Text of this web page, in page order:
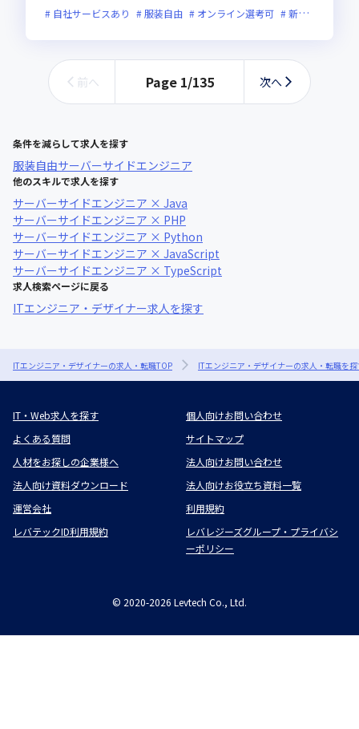
自社サービスあり
服装自由 オンライン選考可 新規立ち上げ
前へ Page 1/135 次へ
条件を減らして求人を探す
服装自由サーバーサイドエンジニア
他のスキルで求人を探す
サーバーサイドエンジニア × Java
サーバーサイドエンジニア × PHP
サーバーサイドエンジニア × Python
サーバーサイドエンジニア × JavaScript
サーバーサイドエンジニア × TypeScript
求人検索ページに戻る
ITエンジニア・デザイナー求人を探す
ITエンジニア・デザイナーの求人・転職TOP ITエンジニア・デザイナーの求人・転職を
IT・Web求人を探す
個人向けお問い合わせ
よくある質問
サイトマップ
人材をお探しの企業様へ
法人向けお問い合わせ
法人向け資料ダウンロード
法人向けお役立ち資料一覧
運営会社
利用規約
レバテックID利用規約
レバレジーズグループ・プライバシ
ーポリシー
© 2020-2026 Levtech Co., Ltd.